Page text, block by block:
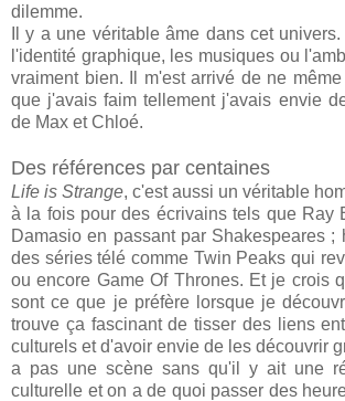
dilemme.
Il y a une véritable âme dans cet
l'identité graphique, les musiques ou
vraiment bien. Il m'est arrivé de ne
que j'avais faim tellement j'avais envie
de Max et Chloé.
Des références par centaines
Life is Strange, c'est aussi un véritable
à la fois pour des écrivains tels que Ray
Damasio en passant par Shakespeares ;
des séries télé comme Twin Peaks qui
ou encore Game Of Thrones. Et je crois
sont ce que je préfère lorsque je
trouve ça fascinant de tisser des liens
culturels et d'avoir envie de les découvrir
a pas une scène sans qu'il y ait une
culturelle et on a de quoi passer des